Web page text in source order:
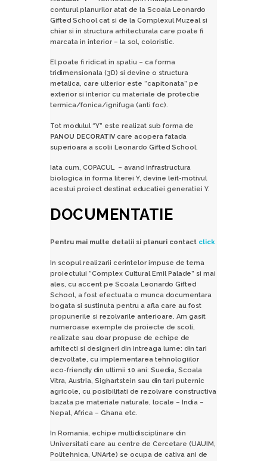
conturul planurilor atat de la Scoala Leonardo
Gifted School cat si de la Complexul Muzeal si
chiar si in structura arhitecturala care poate fi
marcata in interior – la sol, coloristic.
El poate fi ridicat in spatiu – ca forma
tridimensionala (3D) si devine o structura
metalica, care ulterior este “capitonata” pe
exterior si interior cu materiale de protectie
termica/fonica/ignifuga (anti foc).
Tot modulul “Y” este realizat sub forma de
PANOU DECORATIVcare acopera fatada
superioara a scolii Leonardo Gifted School.
Iata cum, COPACUL – avand infrastructura
biologica in forma literei Y, devine leit-motivul
acestui proiect destinat educatiei generatiei Y.
DOCUMENTATIE
Pentru mai multe detalii si planuri contact click
In scopul realizarii cerintelor impuse de tema
proiectului “Complex Cultural Emil Palade” si mai
ales, cu accent pe Scoala Leonardo Gifted
School, a fost efectuata o munca documentara
bogata si sustinuta pentru a afla care au fost
propunerile si rezolvarile anterioare. Am gasit
numeroase exemple de proiecte de scoli,
realizate sau doar propuse de echipe de
arhitecti si designeri din intreaga lume: din tari
dezvoltate, cu implementarea tehnologiilor
eco-friendly din ultimii 10 ani: Suedia, Scoala
Vitra, Austria, Sighartstein sau din tari puternic
agricole, cu posibilitati de rezolvare constructiva
bazata pe materiale naturale, locale – India –
Nepal, Africa – Ghana etc.
In Romania, echipe multidisciplinare din
Universitati care au centre de Cercetare (UAUIM,
Politehnica, UNArte) se ocupa de cativa ani de